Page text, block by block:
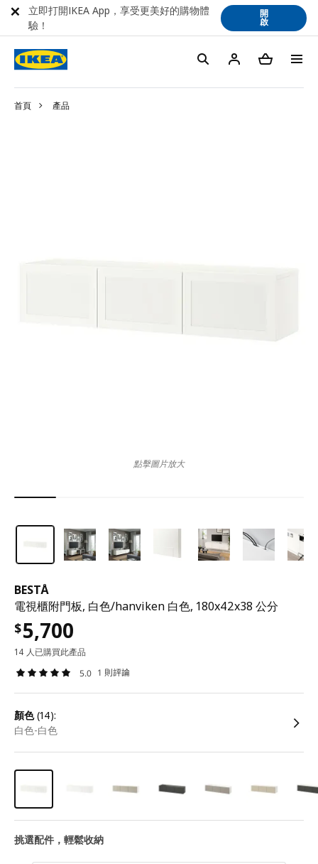
首頁 產品
BESTÅ
電視櫃附門板, 白色/hanviken 白色, 180x42x38 公分
$5,700
14 人已購買此產品
5.0 1 則評論
顏色(14):
白色-白色
挑選配件，輕鬆收納
點擊圖片放大
立即打開IKEA App，享受更美好的購物體
驗！
開
啟